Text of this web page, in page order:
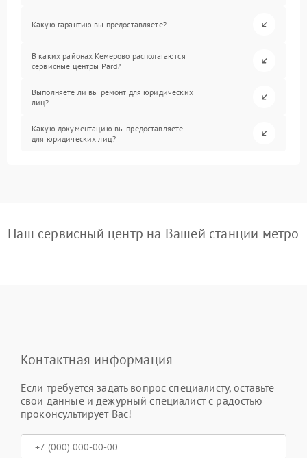
Какую гарантию вы предоставляете?
В каких районах Кемерово располагаются
сервисные центры Pard?
Выполняете ли вы ремонт для юридических
лиц?
Какую документацию вы предоставляете
для юридических лиц?
Наш сервисный центр на Вашей станции метро
Контактная информация
Если требуется задать вопрос специалисту, оставьте
свои данные и дежурный специалист с радостью
проконсультирует Вас!